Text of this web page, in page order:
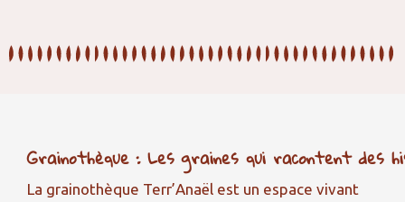
Grainothèque : Les graines qui racontent des
La grainothèque Terr’Anaël est un espace vivant